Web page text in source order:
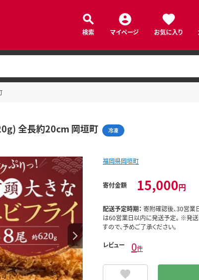
検索 マイページ お気に入り
全長約20cm 岡垣町 冷凍
福岡県岡垣町
寄付金額 15,000円
配送予定時期： 寄附確認後、30営業
は60営業日以内に発送予定。 ※発
すので、予めご了承ください。
レビュー 0件